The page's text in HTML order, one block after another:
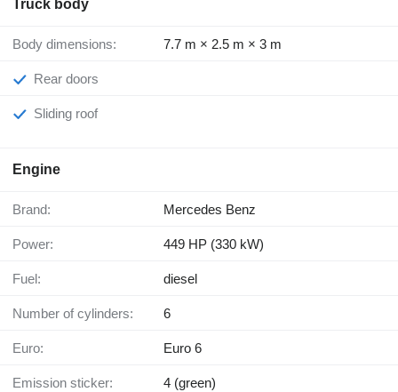
Truck body
Body dimensions: 7.7 m × 2.5 m × 3 m
Rear doors
Sliding roof
Engine
Brand: Mercedes Benz
Power: 449 HP (330 kW)
Fuel: diesel
Number of cylinders: 6
Euro: Euro 6
Emission sticker: 4 (green)